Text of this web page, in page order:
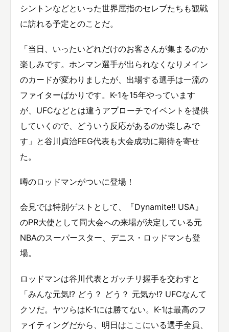
シントンなどといった世界屈指のセレブたちも観戦
に訪れる予定とのことだ。
「当日、いったいどれだけのお客さんが集まるのか
楽しみです。ホンマン選手が出られなくなりメイン
のカードが変わりましたが、出場する選手は一流の
ファイターばかりです。K-1を15年やっています
が、UFCなどとは違うアプローチでイベントを提供
していくので、どういう反応があるのか楽しみで
す」と谷川貞治FEG代表も大会成功に期待を寄せ
た。
噂のロッドマンがついに登場！
会見では特別ゲストとして、『Dynamite!! USA』
のPR大使として同大会への来場が決定している元
NBAのスーパースター、デニス・ロッドマンも登
場。
ロッドマンは谷川代表とガッチリ握手を交わすと
「みんな元気!? どう？ どう？ 元気か!? UFCなんて
クソだ。ヤツらはK-1には勝てない。K-1は最高のフ
ァイティングだから、明日はここにいる選手全員、